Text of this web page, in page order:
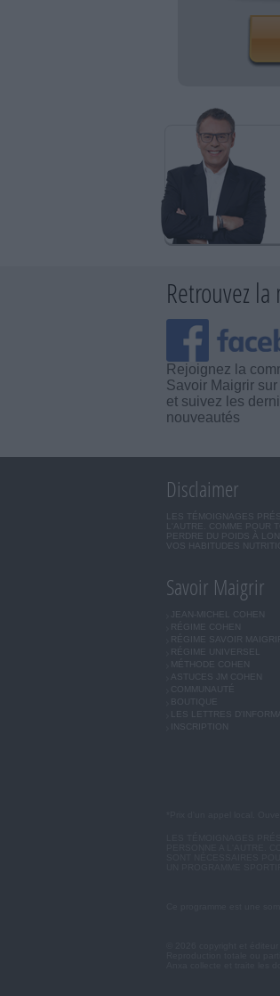
Retrouvez
Rejoignez la
Savoir Maigrir
et suivez les
nouveautés
Disclaimer
LES TÉMOIGNAGES
L'AUTRE. COMME
PERDRE DU POIDS À
VOS HABITUDES
Savoir Maigrir
JEAN-MICHEL COHEN
RÉGIME COHEN
RÉGIME SAVOIR
RÉGIME UNIVERSEL
MÉTHODE COHEN
ASTUCES JM COHEN
COMMUNAUTÉ
BOUTIQUE
LES LETTRES
INSCRIPTION